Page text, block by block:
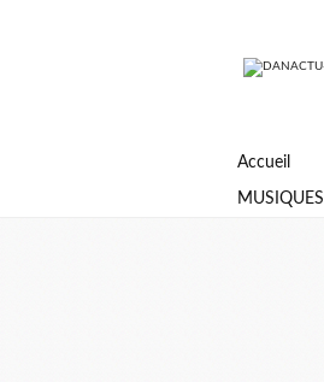
Accueil
MUSIQUES